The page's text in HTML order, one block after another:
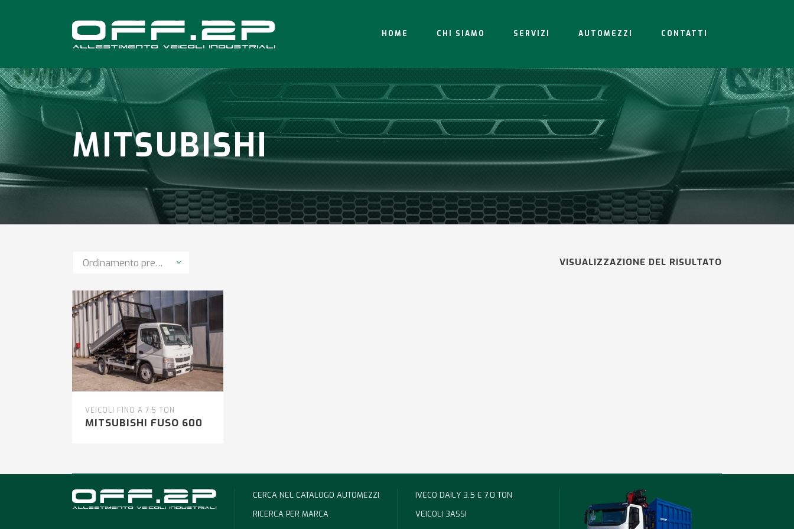
HOME CHI SIAMO SERVIZI AUTOMEZZI CONTATTI
MITSUBISHI
VISUALIZZAZIONE DEL RISULTATO
Ordinamento predefinito
VEICOLI FINO A 7.5 TON
MITSUBISHI FUSO 600
CERCA NEL CATALOGO AUTOMEZZI
RICERCA PER MARCA
IVECO DAILY 3.5 E 7.0 TON
VEICOLI 3ASSI